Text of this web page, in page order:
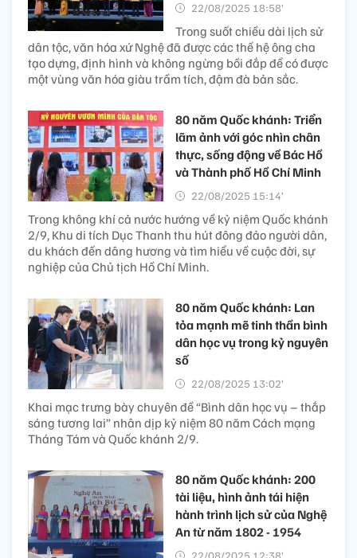
22/08/2025 18:58’
Trong suốt chiều dài lịch sử
dân tộc, văn hóa xứ Nghệ đã được các thế hệ ông cha
tạo dựng, định hình và không ngừng bồi đắp để có được
một vùng văn hóa giàu trầm tích, đậm đà bản sắc.
80 năm Quốc khánh: Triển
lãm ảnh với góc nhìn chân
thực, sống động về Bác Hồ
và Thành phố Hồ Chí Minh
22/08/2025 15:14’
Trong không khí cả nước hướng về kỷ niệm Quốc khánh
2/9, Khu di tích Dục Thanh thu hút đông đảo người dân,
du khách đến dâng hương và tìm hiểu về cuộc đời, sự
nghiệp của Chủ tịch Hồ Chí Minh.
80 năm Quốc khánh: Lan
tỏa mạnh mẽ tinh thần bình
dân học vụ trong kỷ nguyên
số
22/08/2025 13:02’
Khai mạc trưng bày chuyên đề “Bình dân học vụ – thắp
sáng tương lai” nhân dịp kỷ niệm 80 năm Cách mạng
Tháng Tám và Quốc khánh 2/9.
80 năm Quốc khánh: 200
tài liệu, hình ảnh tái hiện
hành trình lịch sử của Nghệ
An từ năm 1802 - 1954